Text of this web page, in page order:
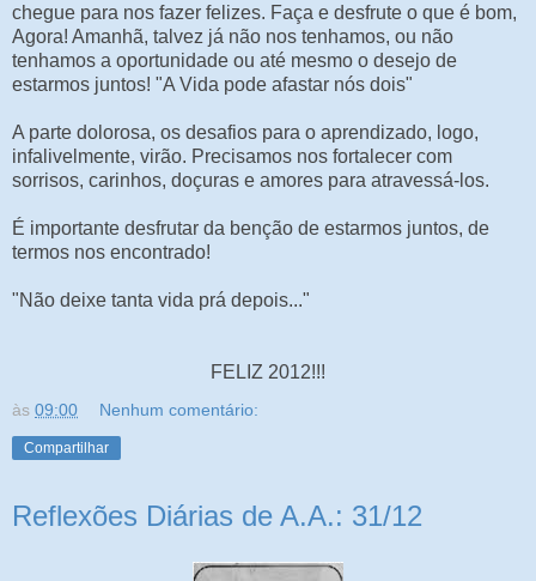
chegue para nos fazer felizes. Faça e desfrute o que é bom,
Agora! Amanhã, talvez já não nos tenhamos, ou não
tenhamos a oportunidade ou até mesmo o desejo de
estarmos juntos! "A Vida pode afastar nós dois"
A parte dolorosa, os desafios para o aprendizado, logo,
infalivelmente, virão. Precisamos nos fortalecer com
sorrisos, carinhos, doçuras e amores para atravessá-los.
É importante desfrutar da benção de estarmos juntos, de
termos nos encontrado!
"Não deixe tanta vida prá depois..."
FELIZ 2012!!!
às 09:00 Nenhum comentário:
Compartilhar
Reflexões Diárias de A.A.: 31/12